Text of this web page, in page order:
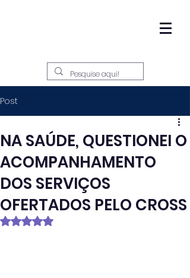
Post
NA SAÚDE, QUESTIONEI O
ACOMPANHAMENTO
DOS SERVIÇOS
OFERTADOS PELO CROSS
Avaliado com NaN de 5 estrelas.